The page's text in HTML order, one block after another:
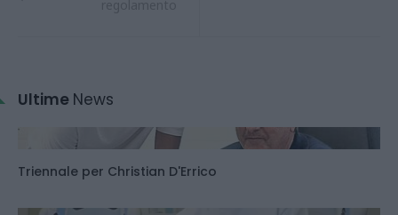
Ultime News
Triennale per Christian D'Errico